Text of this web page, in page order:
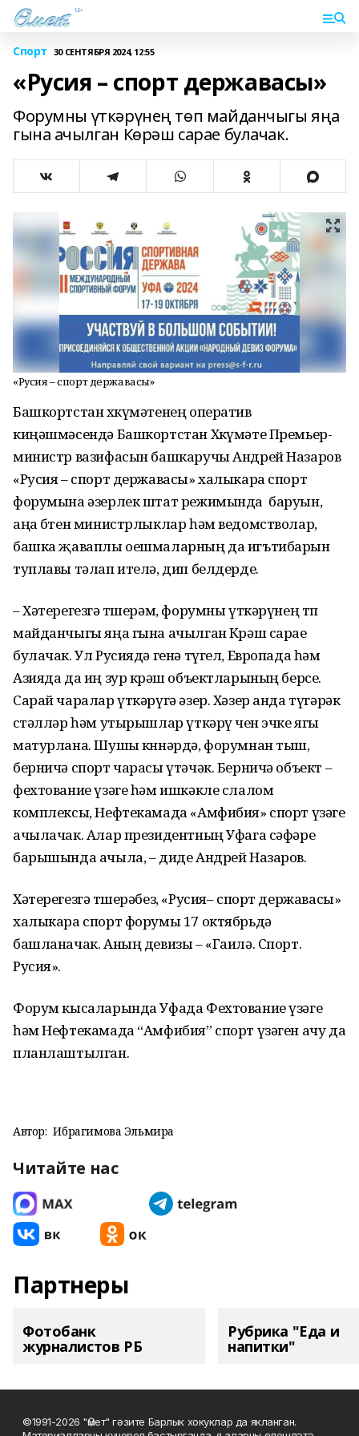
Спорт 30 СЕНТЯБРЯ 2024, 12:55
«Русия – спорт державасы»
Форумны үткәрүнең төп майданчыгы яңа
гына ачылган Көрәш сарае булачак.
«Русия – спорт державасы»
Башкортстан хөкүмәтенең оператив
киңәшмәсендә Башкортстан Хөкүмәте Премьер-
министр вазифасын башкаручы Андрей Назаров
«Русия – спорт державасы» халыкара спорт
форумына әзерлек штат режимында баруын,
аңа бөтен министрлыклар һәм ведомстволар,
башка җаваплы оешмаларның да игътибарын
туплавы тәлап ителә, дип белдерде.
– Хәтерегезгә төшерәм, форумны үткәрүнең төп
майданчыгы яңа гына ачылган Көрәш сарае
булачак. Ул Русиядә генә түгел, Европада һәм
Азияда да иң зур көрәш объектларының берсе.
Сарай чаралар үткәрүгә әзер. Хәзер анда түгәрәк
өстәлләр һәм утырышлар үткәрү өчен эчке ягы
матурлана. Шушы көннәрдә, форумнан тыш,
берничә спорт чарасы үтәчәк. Берничә объект –
фехтование үзәге һәм ишкәкле слалом
комплексы, Нефтекамада «Амфибия» спорт үзәге
ачылачак. Алар президентның Уфага сәфәре
барышында ачыла, – диде Андрей Назаров.
Хәтерегезгә төшерәбез, «Русия– спорт державасы»
халыкара спорт форумы 17 октябрьдә
башланачак. Аның девизы – «Гаилә. Спорт.
Русия».
Форум кысаларында Уфада Фехтование үзәге
һәм Нефтекамада “Амфибия” спорт үзәген ачу да
планлаштылган.
Автор: Ибрагимова Эльмира
Читайте нас
Партнеры
Фотобанк
журналистов РБ
Рубрика "Еда и
напитки"
©1991-2026 "Өмет" гәзите Барлык хокуклар да якланган.